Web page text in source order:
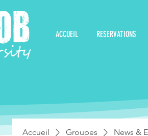
ACCUEIL RESERVATIONS
Accueil Groupes News &